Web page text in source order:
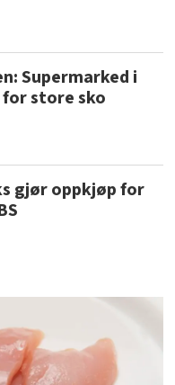
Supermarked i
store sko
gjør oppkjøp for